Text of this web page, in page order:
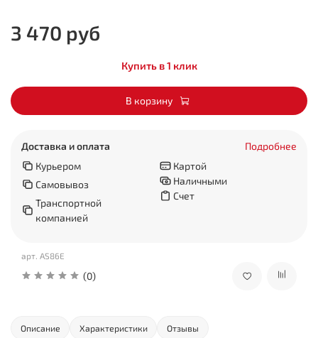
арт. AS86E
(0)
3 470 руб
Купить в 1 клик
В корзину
Доставка и оплата
Подробнее
Курьером
Самовывоз
Транспортной
компанией
Картой
Наличными
Счет
Описание Характеристики Отзывы